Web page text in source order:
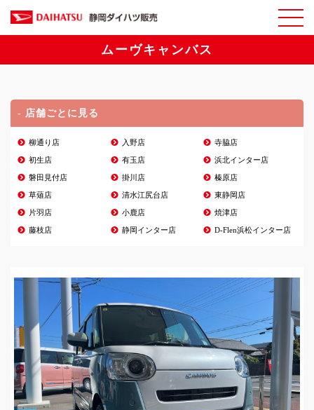
ムーヴキャンバス
- 店舗ごとに見る
柳通り店 入野店 寺脇店
初生店 有玉店 浜北インター店
磐田見付店 掛川店 榛原店
草薙店 清水江尻台店 東静岡店
片羽店 小鹿店 焼津店
藤枝店 静岡インター店 D-Flen浜松インター店